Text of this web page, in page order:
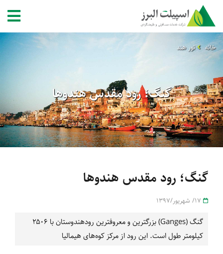
خانه تور هند
گنگ؛ رود مقدس هندوها
گنگ؛ رود مقدس هندوها
گنگ (Ganges) بزرگترین و معروفترین رودهندوستان با ۲۵۰۶
کیلومتر طول است. این رود از مرکز کوه‌های هیمالیا